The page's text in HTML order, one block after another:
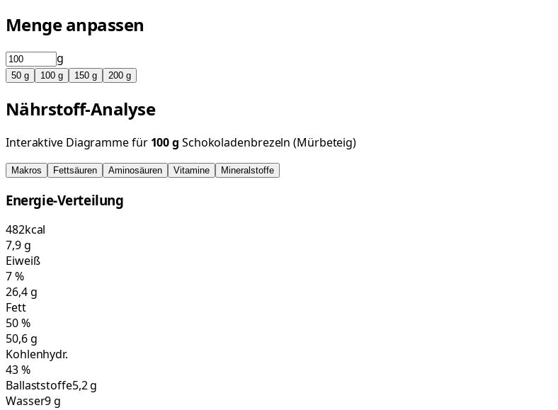
Menge anpassen
g
50 g 100 g 150 g 200 g
Nährstoff-Analyse
Interaktive Diagramme für 100g Schokoladenbrezeln (Mürbeteig)
Makros Fettsäuren Aminosäuren Vitamine Mineralstoffe
Energie-Verteilung
482kcal
7,9g
Eiweiß
7%
26,4g
Fett
50%
50,6g
Kohlenhydr.
43%
Ballaststoffe5,2 g
Wasser9 g